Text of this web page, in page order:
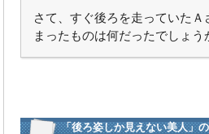
さて、すぐ後ろを走っていたＡ
まったものは何だったでしょう
「後ろ姿しか見えない美人」